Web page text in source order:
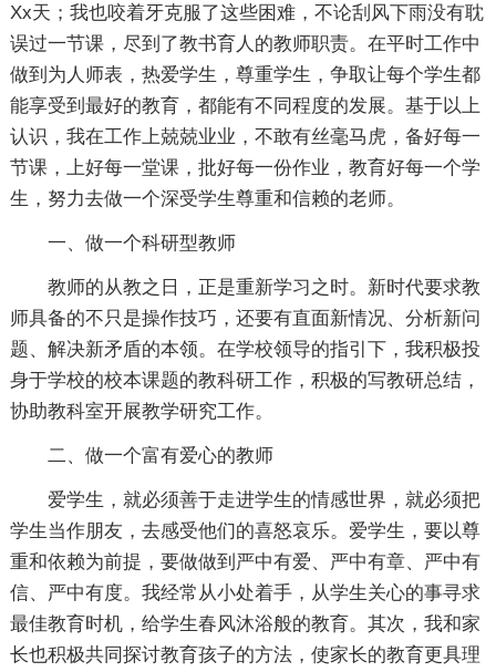
Xx天；我也咬着牙克服了这些困难，不论刮风下雨没有耽
误过一节课，尽到了教书育人的教师职责。在平时工作中
做到为人师表，热爱学生，尊重学生，争取让每个学生都
能享受到最好的教育，都能有不同程度的发展。基于以上
认识，我在工作上兢兢业业，不敢有丝毫马虎，备好每一
节课，上好每一堂课，批好每一份作业，教育好每一个学
生，努力去做一个深受学生尊重和信赖的老师。
一、做一个科研型教师
教师的从教之日，正是重新学习之时。新时代要求教
师具备的不只是操作技巧，还要有直面新情况、分析新问
题、解决新矛盾的本领。在学校领导的指引下，我积极投
身于学校的校本课题的教科研工作，积极的写教研总结，
协助教科室开展教学研究工作。
二、做一个富有爱心的教师
爱学生，就必须善于走进学生的情感世界，就必须把
学生当作朋友，去感受他们的喜怒哀乐。爱学生，要以尊
重和依赖为前提，要做做到严中有爱、严中有章、严中有
信、严中有度。我经常从小处着手，从学生关心的事寻求
最佳教育时机，给学生春风沐浴般的教育。其次，我和家
长也积极共同探讨教育孩子的方法，使家长的教育更具理